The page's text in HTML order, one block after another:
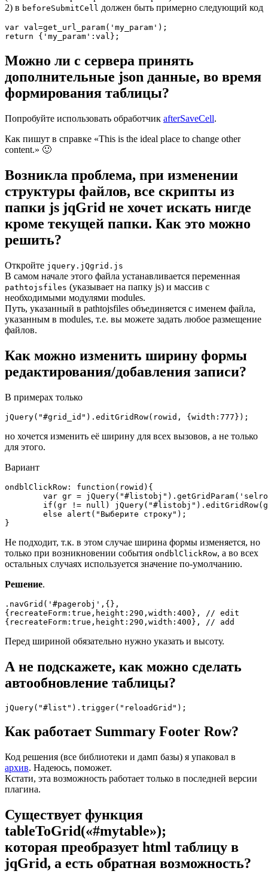
2) в beforeSubmitCell должен быть примерно следующий код
var val=get_url_param('my_param');
return {'my_param':val};
Можно ли с сервера принять
дополнительные json данные, во время
формирования таблицы?
Попробуйте использовать обработчик afterSaveCell.
Как пишут в справке «This is the ideal place to change other
content.» 🙂
Возникла проблема, при изменении
структуры файлов, все скрипты из
папки js jqGrid не хочет искать нигде
кроме текущей папки. Как это можно
решить?
Откройте jquery.jQgrid.js
В самом начале этого файла устанавливается переменная
pathtojsfiles (указывает на папку js) и массив с
необходимыми модулями modules.
Путь, указанный в pathtojsfiles объединяется с именем файла,
указанным в modules, т.е. вы можете задать любое размещение
файлов.
Как можно изменить ширину формы
редактирования/добавления записи?
В примерах только
jQuery("#grid_id").editGridRow(rowid, {width:777});
но хочется изменить её ширину для всех вызовов, а не только
для этого.
Вариант
ondblClickRow: function(rowid){
}
Не подходит, т.к. в этом случае ширина формы изменяется, но
только при возникновении события ondblClickRow, а во всех
остальных случаях используется значение по-умолчанию.
Решение.
.navGrid('#pagerobj',{},
{recreateForm:true,height:290,width:400}, // edit
{recreateForm:true,height:290,width:400}, // add
Перед шириной обязательно нужно указать и высоту.
А не подскажете, как можно сделать
автообновление таблицы?
jQuery("#list").trigger("reloadGrid");
Как работает Summary Footer Row?
Код решения (все библиотеки и дамп базы) я упаковал в
архив. Надеюсь, поможет.
Кстати, эта возможность работает только в последней версии
плагина.
Существует функция
tableToGrid(«#mytable»);
которая преобразует html таблицу в
jqGrid, а есть обратная возможность?